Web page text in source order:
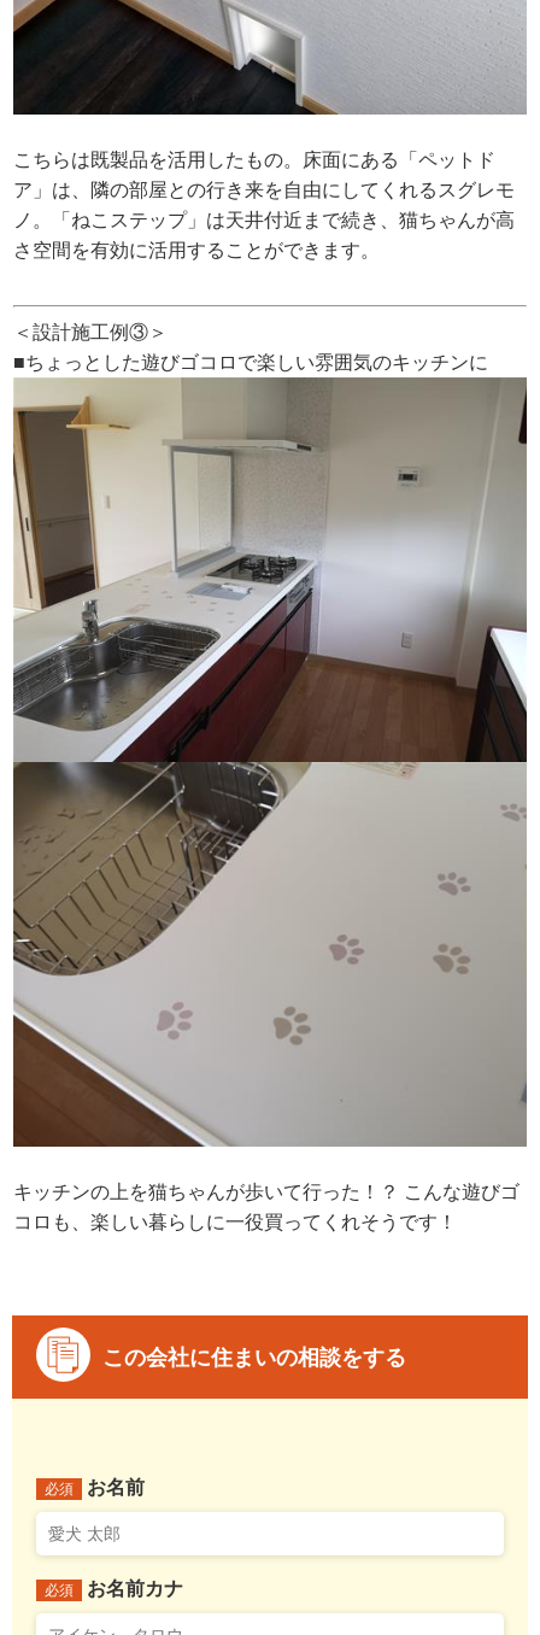
こちらは既製品を活用したもの。床面にある「ペットド
ア」は、隣の部屋との行き来を自由にしてくれるスグレモ
ノ。「ねこステップ」は天井付近まで続き、猫ちゃんが高
さ空間を有効に活用することができます。
＜設計施工例③＞
■ちょっとした遊びゴコロで楽しい雰囲気のキッチンに
キッチンの上を猫ちゃんが歩いて行った！？ こんな遊びゴ
コロも、楽しい暮らしに一役買ってくれそうです！
この会社に住まいの相談をする
必須 お名前
必須 お名前カナ